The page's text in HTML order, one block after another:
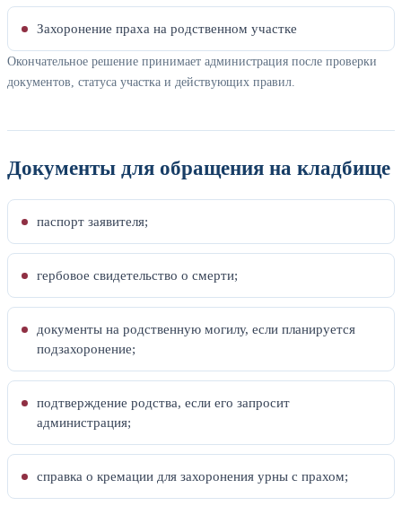
Захоронение праха на родственном участке
Окончательное решение принимает администрация после проверки
документов, статуса участка и действующих правил.
Документы для обращения на кладбище
паспорт заявителя;
гербовое свидетельство о смерти;
документы на родственную могилу, если планируется
подзахоронение;
подтверждение родства, если его запросит
администрация;
справка о кремации для захоронения урны с прахом;